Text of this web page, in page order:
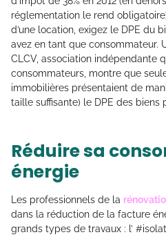
réglementation le rend
d’une location, exigez le DPE du
avez en tant que consommateur.
CLCV, association indépendante
consommateurs, montre que
immobilières présentaient de
taille suffisante) le DPE des biens
Réduire sa
énergie
Les professionnels de la
dans la réduction de la facture
grands types de travaux : l’